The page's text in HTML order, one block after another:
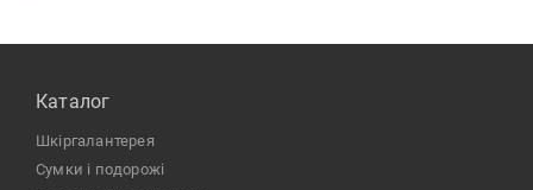
Каталог
шкіргалантерея
сумки і подорожі